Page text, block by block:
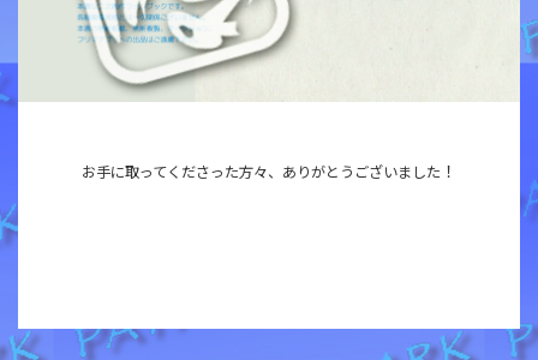
お手に取ってくださった方々、ありがとうございました ！